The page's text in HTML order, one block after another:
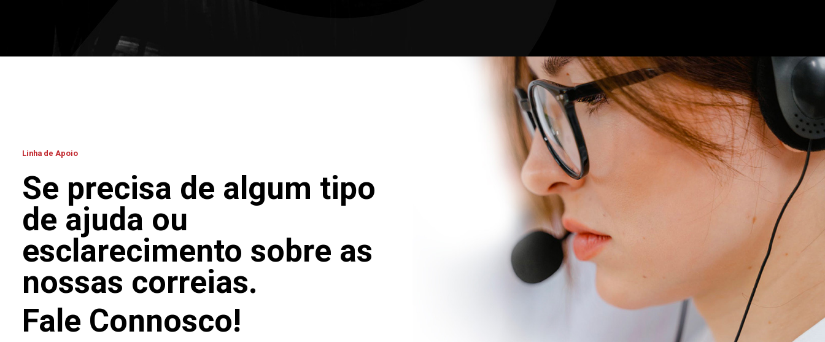
Linha de Apoio
Se precisa de algum tipo
de ajuda ou
esclarecimento sobre as
nossas correias.
Fale Connosco!